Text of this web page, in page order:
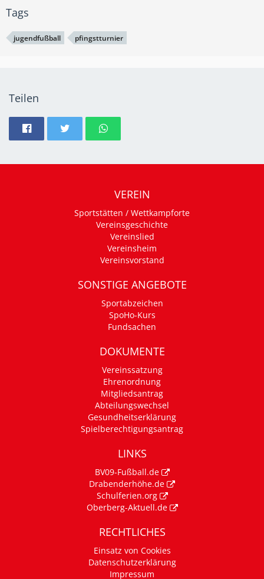
Tags
jugendfußball pfingstturnier
Teilen
VEREIN
Sportstätten / Wettkampforte
Vereinsgeschichte
Vereinslied
Vereinsheim
Vereinsvorstand
SONSTIGE ANGEBOTE
Sportabzeichen
SpoHo-Kurs
Fundsachen
DOKUMENTE
Vereinssatzung
Ehrenordnung
Mitgliedsantrag
Abteilungswechsel
Gesundheitserklärung
Spielberechtigungsantrag
LINKS
BV09-Fußball.de
Drabenderhöhe.de
Schulferien.org
Oberberg-Aktuell.de
RECHTLICHES
Einsatz von Cookies
Datenschutzerklärung
Impressum